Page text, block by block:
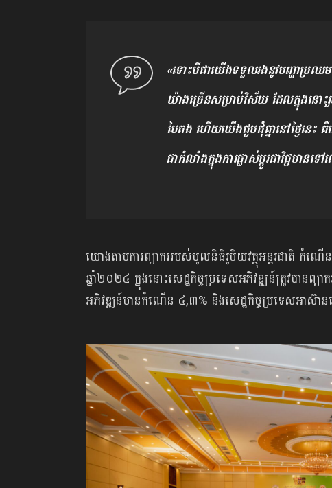
«ទោះបីជាយើងទទួលរងនូវបញ្ហាប្រ
យ៉ាងច្រើន​សម្រាប់វិស័យ ដែលក្នុងនោះ
បៃតង ហើយយើងជួបជុំគ្នានៅថ្ងៃនេះ
ជាកំលាំងក្នុង​ការផ្លាស់ប្តូរជាវិជ្ជមា
យោងតាមការព្យាកររបស់មូលនិធិរូបិយវត្ថុអន្តរជាតិ កំណ
ឆ្នាំ២០២៤ ក្នុងនោះសេដ្ឋកិច្ចប្រទេសអភិវឌ្ឍន៍ត្រូវបា
អភិវឌ្ឍន៍មានកំណើន ៤,៣% និងសេដ្ឋកិច្ចប្រទេស​អាស៊ា